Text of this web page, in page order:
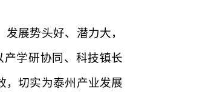
展势头好、潜力大，
学研协同、科技镇长
，切实为泰州产业发展